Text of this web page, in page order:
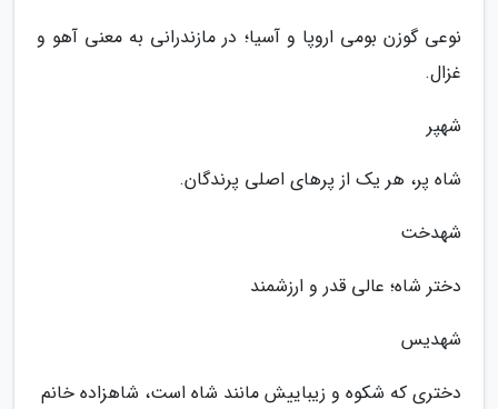
نوعی گوزن بومی اروپا و آسیا؛ در مازندرانی به معنی آهو و
غزال.
شهپر
شاه پر، هر یک از پرهای اصلی پرندگان.
شهدخت
دختر شاه؛ عالی قدر و ارزشمند
شهدیس
دختری که شکوه و زیباییش مانند شاه است، شاهزاده خانم